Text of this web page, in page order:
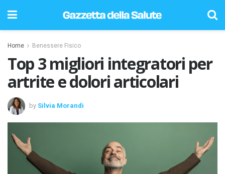
Home Benessere Fisico
Top 3 migliori integratori per
artrite e dolori articolari
by Silvia Morandi